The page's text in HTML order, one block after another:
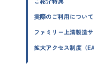
実際のご利用について
ファミリー上清製造
拡大アクセス制度（